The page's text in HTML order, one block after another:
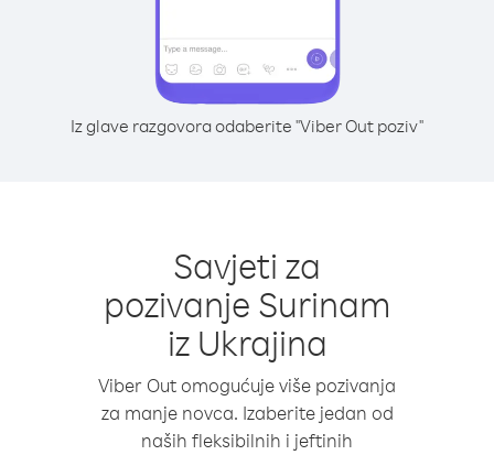
Iz glave razgovora odaberite "Viber Out poziv"
Savjeti za
pozivanje Surinam
iz Ukrajina
Viber Out omogućuje više pozivanja
za manje novca. Izaberite jedan od
naših fleksibilnih i jeftinih